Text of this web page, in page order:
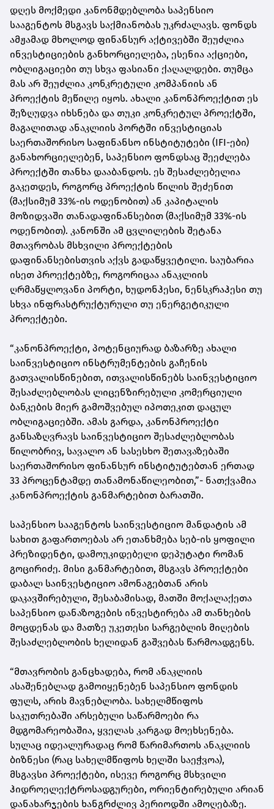
დღეს მოქმედი კანონმდებლობა საპენსიო
სააგენტოს მსგავს საქმიანობას უკრძალავს. ფონდს
ამჟამად მხოლოდ ფინანსურ აქტივებში შეუძლია
ინვესტიციების განხორციელება, ესენია აქციები,
ობლიგაციები თუ სხვა ფასიანი ქაღალდები. თუმცა
მას არ შეუძლია კონკრეტული კომპანიის ან
პროექტის მეწილე იყოს. ახალი კანონპროექტით ეს
შეზღუდვა იხსნება და თუკი კონკრეტულ პროექტში,
მაგალითად ანაკლიის პორტში ინვესტიციას
საერთაშორისო საფინანსო ინსტიტუტები (IFI-ები)
განახორციელებენ, საპენსიო ფონდსაც შეეძლება
პროექტში თანხა დააბანდოს. ეს შესაძლებელია
გაკეთდეს, როგორც პროექტის წილის შეძენით
(მაქსიმუმ 33%-ის ოდენობით) ან კაპიტალის
მოზიდვაში თანადაფინანსებით (მაქსიმუმ 33%-ის
ოდენობით). კანონში ამ ცვლილების შეტანა
მთავრობას მსხვილი პროექტების
დაფინანსებისთვის აქვს გადაწყვეტილი. საუბარია
ისეთ პროექტებზე, როგორიცაა ანაკლიის
ღრმაწყლოვანი პორტი, ხუდონჰესი, ნენსკრაჰესი თუ
სხვა ინფრასტრუქტურული თუ ენერგეტიკული
პროექტები.
“კანონპროექტი, პოტენციურად ბაზარზე ახალი
საინვესტიციო ინსტრუმენტების გაჩენის
გათვალისწინებით, ითვალისწინებს საინვესტიციო
შესაძლებლობას ლიცენზირებული კომერციული
ბანკების მიერ გამოშვებულ იპოთეკით დაცულ
ობლიგაციებში. ამას გარდა, კანონპროექტი
განსაზღვრავს საინვესტიციო შესაძლებლობას
წილობრივ, სავალო ან სასესხო შეთავაზებაში
საერთაშორისო ფინანსურ ინსტიტუტებთან ერთად
33 პროცენტამდე თანამონაწილეობით,”- ნათქვამია
კანონპროექტის განმარტებით ბარათში.
საპენსიო სააგენტოს საინვესტიციო მანდატის ამ
სახით გაფართოებას არ ეთანხმება სებ-ის ყოფილი
პრეზიდენტი, დამოუკიდებელი დეპუტატი რომან
გოცირიძე. მისი განმარტებით, მსგავს პროექტები
დაბალ საინვესტიციო ამონაგებთან არის
დაკავშირებული, შესაბამისად, მათში მოქალაქეთა
საპენსიო დანაზოგების ინვესტირება ამ თანხების
მოცდენას და მათზე უკეთესი სარგებლის მიღების
შესაძლებლობის ხელიდან გაშვებას წარმოადგენს.
“მთავრობის განცხადება, რომ ანაკლიის
ასაშენებლად გამოიყენებენ საპენსიო ფონდის
ფულს, არის მავნებლობა. სახელმწიფოს
საკუთრებაში არსებული საწარმოები რა
მდგომარეობაშია, ყველას კარგად მოეხსენება.
სულაც იდეალურადაც რომ წარიმართოს ანაკლიის
ბიზნესი (რაც სახელმწიფოს ხელში საეჭვოა),
მსგავსი პროექტები, ისევე როგორც მსხვილი
ჰიდროელექტროსადგურები, ორიენტირებული არიან
დანახარჯების ხანგრძლივ პერიოდში ამოღებაზე.